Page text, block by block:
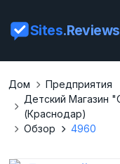
Sites.Reviews
Дом
Предприятия
Детский Магазин
(Краснодар)
Обзор
4960